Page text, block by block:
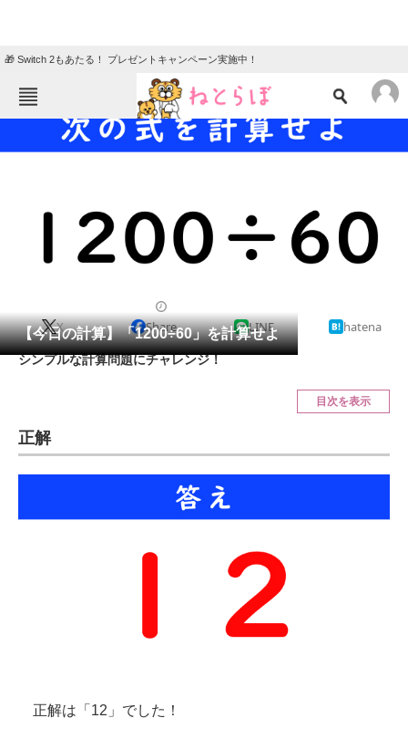
🎁 Switch 2もあたる！ プレゼントキャンペーン実施中！
ねとらぼメニュー
TOP ニュース
地域
教育・育児
会員記事
ITの今と未来を見通す
スマホと通信の最新トレンド
経営リーダーのコミュニティ
【今日の計算】「1200÷60」を計算せよ
X Share LINE hatena
シンプルな計算問題にチャレンジ！
目次を表示
正解
正解は「12」でした！